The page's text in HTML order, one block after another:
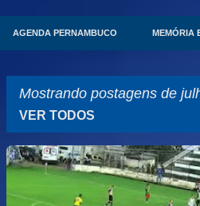
AGENDA PERNAMBUCO MEMÓRIA
Mostrando postagens de
VER TODOS
P
o